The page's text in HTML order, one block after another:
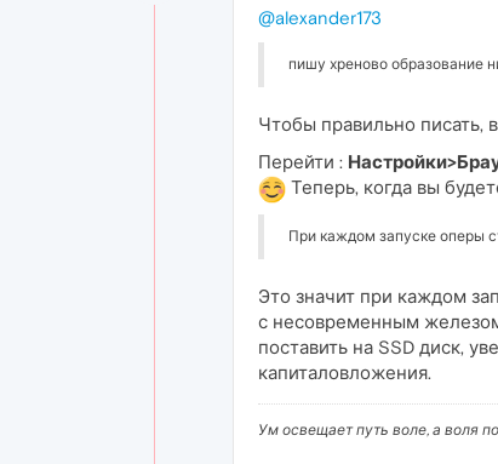
@alexander173
пишу хреново образование
Чтобы правильно писать,
Перейти :
Теперь, когда вы
При каждом запуске оперы
Это значит при каждом
с несовременным
поставить на SSD диск,
капиталовложения.
Ум освещает путь воле, а воля